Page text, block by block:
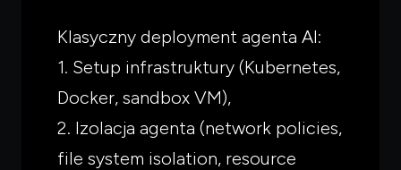
Klasyczny deployment agenta AI:
1. Setup infrastruktury (Kubernetes,
Docker, sandbox VM),
2. Izolacja agenta (network policies,
file system isolation, resource